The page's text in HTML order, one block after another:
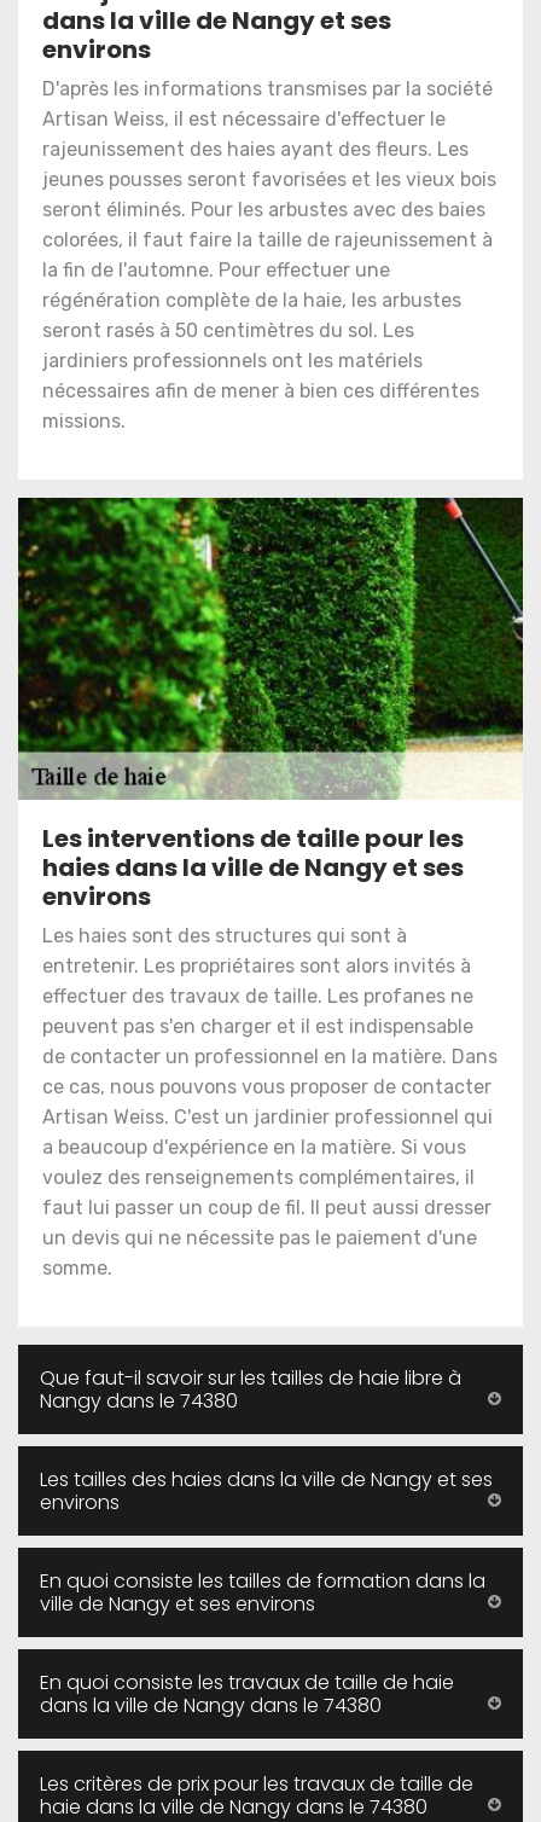
dans la ville de Nangy et ses
environs
D'après les informations transmises par la société
Artisan Weiss, il est nécessaire d'effectuer le
rajeunissement des haies ayant des fleurs. Les
jeunes pousses seront favorisées et les vieux bois
seront éliminés. Pour les arbustes avec des baies
colorées, il faut faire la taille de rajeunissement à
la fin de l'automne. Pour effectuer une
régénération complète de la haie, les arbustes
seront rasés à 50 centimètres du sol. Les
jardiniers professionnels ont les matériels
nécessaires afin de mener à bien ces différentes
missions.
Les interventions de taille pour les
haies dans la ville de Nangy et ses
environs
Les haies sont des structures qui sont à
entretenir. Les propriétaires sont alors invités à
effectuer des travaux de taille. Les profanes ne
peuvent pas s'en charger et il est indispensable
de contacter un professionnel en la matière. Dans
ce cas, nous pouvons vous proposer de contacter
Artisan Weiss. C'est un jardinier professionnel qui
a beaucoup d'expérience en la matière. Si vous
voulez des renseignements complémentaires, il
faut lui passer un coup de fil. Il peut aussi dresser
un devis qui ne nécessite pas le paiement d'une
somme.
Que faut-il savoir sur les tailles de haie libre à
Nangy dans le 74380
Les tailles des haies dans la ville de Nangy et ses
environs
En quoi consiste les tailles de formation dans la
ville de Nangy et ses environs
En quoi consiste les travaux de taille de haie
dans la ville de Nangy dans le 74380
Les critères de prix pour les travaux de taille de
haie dans la ville de Nangy dans le 74380